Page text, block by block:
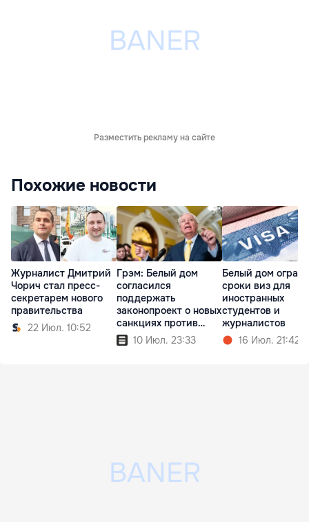
Разместить рекламу на сайте
Похожие новости
Журналист Дмитрий
Чорич стал пресс-
секретарем нового
правительства
22 Июл. 10:52
Грэм: Белый дом
согласился
поддержать
законопроект о новых
санкциях против
России10 Июл. 23:33
Белый дом
сроки виз для
иностранных
студентов и
журналистов
16 Июл. 21:42